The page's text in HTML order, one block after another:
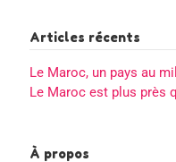
Articles récents
Le Maroc, un pays au
Le Maroc est plus près
À propos